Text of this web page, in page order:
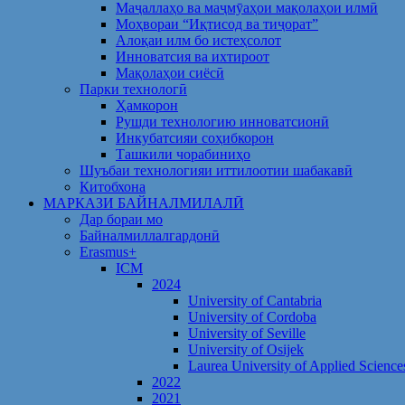
Маҷаллаҳо ва маҷмӯаҳои мақолаҳои илмӣ
Моҳвораи “Иқтисод ва тиҷорат”
Алоқаи илм бо истеҳсолот
Инноватсия ва ихтироот
Мақолаҳои сиёсӣ
Парки технологӣ
Ҳамкорон
Рушди технологию инноватсионӣ
Инкубатсияи соҳибкорон
Ташкили чорабиниҳо
Шуъбаи технологияи иттилоотии шабакавӣ
Китобхона
МАРКАЗИ БАЙНАЛМИЛАЛӢ
Дар бораи мо
Байналмиллалгардонӣ
Erasmus+
ICM
2024
University of Cantabria
University of Cordoba
University of Seville
University of Osijek
Laurea University of Applied
2022
2021